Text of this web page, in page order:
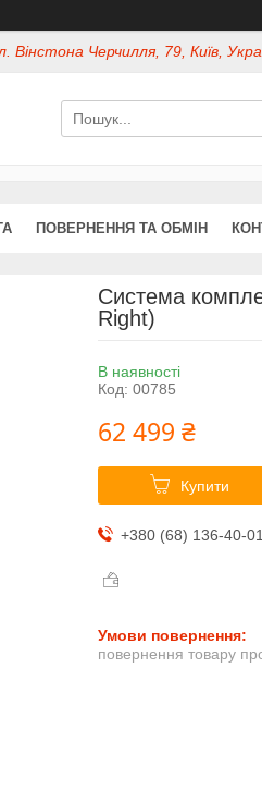
Вінстона Черчилля, 79, Київ,
ПОВЕРНЕННЯ ТА ОБМІН
Система
Right)
В наявності
Код: 00785
62 499 ₴
Купити
+380 (68) 136-40-01
повернення товару